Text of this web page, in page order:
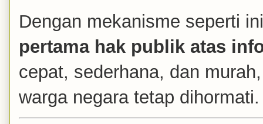
Dengan mekanisme seperti
pertama hak publik atas
cepat, sederhana, dan
warga negara tetap dihormati.